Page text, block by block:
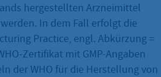
hergestellten Arzneimittel
In dem Fall erfolgt die
Practice, engl. Abkürzung =
Zertifikat mit GMP-Angaben
der WHO für die Herstellung von